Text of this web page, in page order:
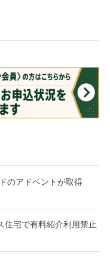
のアドベントが取得
宅で有料紹介利用禁止